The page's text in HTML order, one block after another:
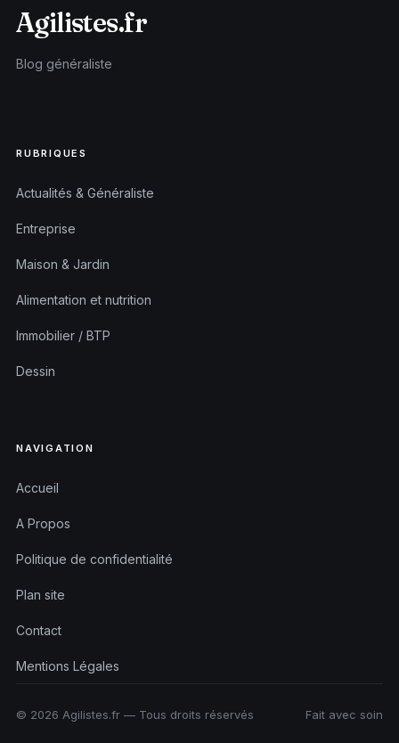
Agilistes.fr
Blog généraliste
RUBRIQUES
Actualités & Généraliste
Entreprise
Maison & Jardin
Alimentation et nutrition
Immobilier / BTP
Dessin
NAVIGATION
Accueil
A Propos
Politique de confidentialité
Plan site
Contact
Mentions Légales
© 2026 Agilistes.fr — Tous droits réservés Fait avec soin